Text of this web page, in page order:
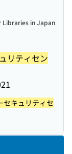
リティセン
Libraries in Japan
セキュリティセ